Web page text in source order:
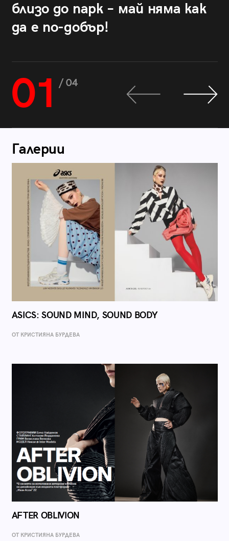
близо до парк – май няма как
да е по-добър!
01 / 04
Галерии
ASICS: SOUND MIND, SOUND BODY
ОТ КРИСТИЯНА БУРДЕВА
AFTER OBLIVION
ОТ КРИСТИЯНА БУРДЕВА